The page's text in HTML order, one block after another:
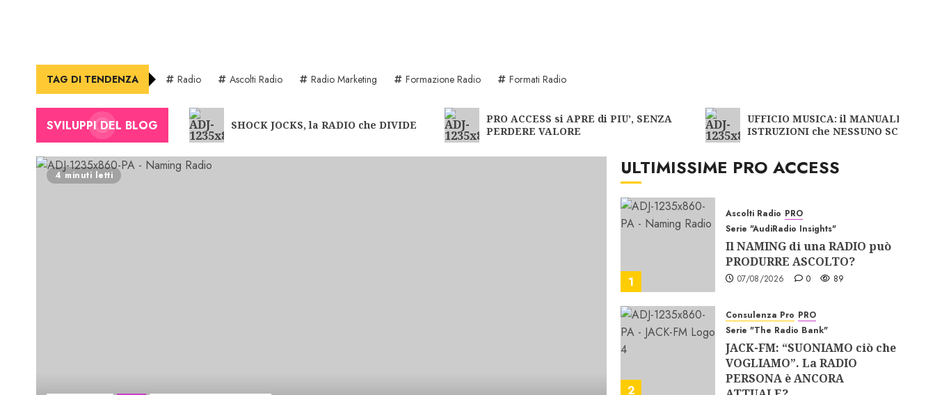
TAG DI TENDENZA Radio Ascolti Radio Radio Marketing Formazione Radio Formati Radio
SVILUPPI DEL BLOG SHOCK JOCKS, la RADIO che DIVIDE
PRO ACCESS si APRE di PIU’, SENZA
PERDERE VALORE
UFFICIO MUSICA: il MANUALE di
ISTRUZIONI che NESSUNO SCRIVE
4 minuti letti ULTIMISSIME PRO ACCESS
1
Ascolti Radio PRO
Serie "AudiRadio Insights"
Il NAMING di una RADIO può
PRODURRE ASCOLTO?
07/08/2026 0 89
2
Consulenza Pro PRO
Serie "The Radio Bank"
JACK-FM: “SUONIAMO ciò che
VOGLIAMO”. La RADIO
PERSONA è ANCORA